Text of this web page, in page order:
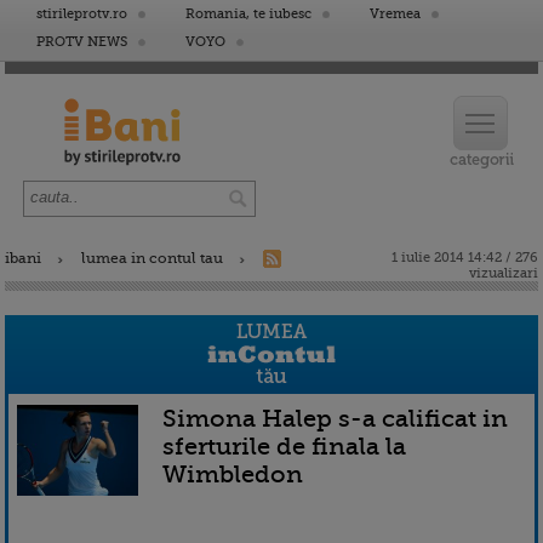
stirileprotv.ro Romania, te iubesc
Vremea
PROTV NEWS
VOYO
ibani lumea in contul tau
1 iulie 2014 14:42 / 276
vizualizari
Simona Halep s-a calificat in
sferturile de finala la
Wimbledon